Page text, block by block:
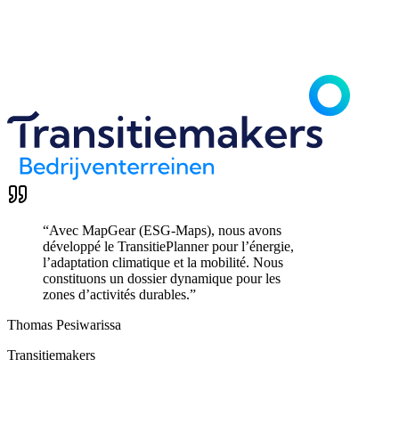
“Avec MapGear (ESG-Maps), nous avons
développé le TransitiePlanner pour l’énergie,
l’adaptation climatique et la mobilité. Nous
constituons un dossier dynamique pour les
zones d’activités durables.”
Thomas Pesiwarissa
Transitiemakers